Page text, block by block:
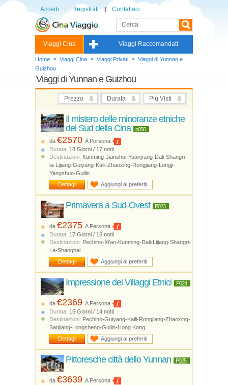
Accedi Registrati Contattaci
Viaggi Cina Viaggi Raccomandati
Home > Viaggi Cina > Viaggi Privati > Viaggi di Yunnan e
Guizhou
Viaggi di Yunnan e Guizhou
Prezzo Durata Più Visti
Il mistero delle minoranze etniche
del Sud della Cina
p050
da €2570 A Persona
Durata: 18 Giorni / 17 notti
Destinazioni: Kunming-Jianshui-Yuanyang-Dali-Shangri-
la-Lijiang-Guiyang-Kaili-Zhaoxing-Rongjiang-Longji-
Yangshuo-Guilin
Dettagli
Aggiungi ai preferiti
Primavera a Sud-Ovest P023
da €2375 A Persona
Durata: 17 Giorni / 16 notti
Destinazioni: Pechino-Xi'an-Kunming-Dali-Lijiang-Shangri-
La-Shanghai
Dettagli
Aggiungi ai preferiti
Impressione dei Villaggi Etnici P024
da €2369 A Persona
Durata: 15 Giorni / 14 notti
Destinazioni: Pechino-Guiyang-Kaili-Rongjiang-Zhaoxing-
Sanjiang-Longsheng-Guilin-Hong Kong
Dettagli
Aggiungi ai preferiti
Pittoresche città dello Yunnan P025
da €3639 A Persona